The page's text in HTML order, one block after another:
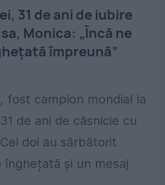
31 de ani de iubire
Monica: „Încă ne
împreună”
fost campion mondial la
de ani de căsnicie cu
doi au sărbătorit
și un mesaj